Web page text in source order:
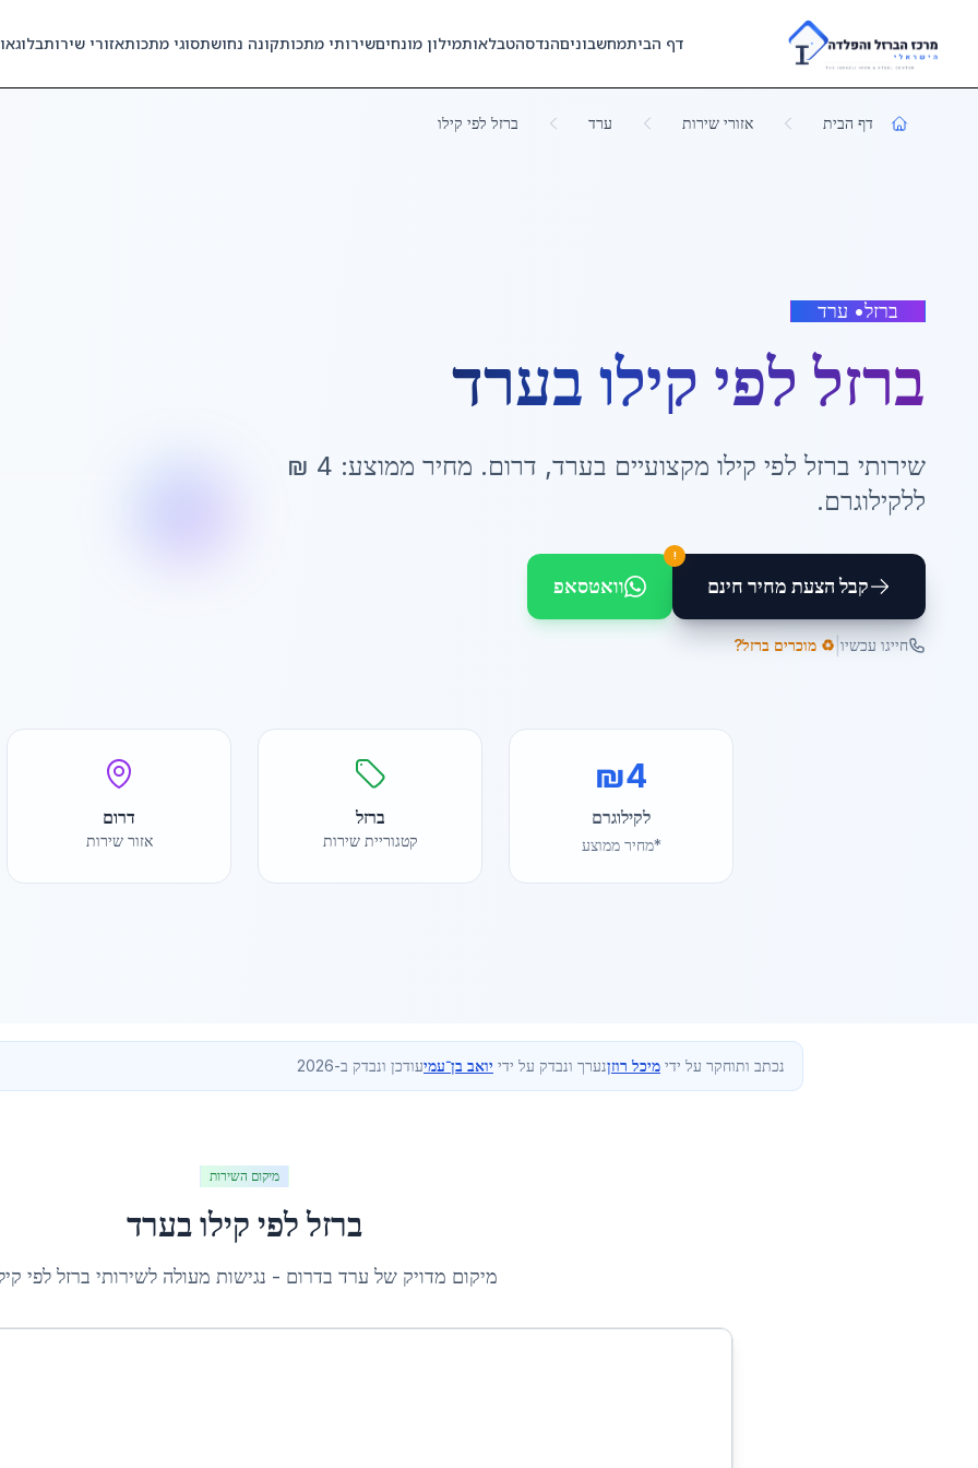
Skip to main content
דף הביתמחשבוניםהנדסהטבלאותמילון מונחיםשירותי מתכותקונה נחושתסוגי מתכותאזורי שירותבלוג
דף הבית אזורי שירות ערד ברזל לפי קילו
ברזל• ערד
ברזל לפי קילו בערד
שירותי ברזל לפי קילו מקצועיים בערד, דרום. מחיר ממוצע: 4
₪
ללקילוגרם.
קבל הצעת מחיר חינם
!
וואטסאפ
חייגו עכשיו ♻️ מוכרים ברזל?
₪4
לקילוגרם
*מחיר ממוצע
ברזל
קטגוריית שירות
דרום
אזור שירות
נכתב ותוחקר על ידי מיכל רוזןנערך ונבדק על ידי יואב בן־עמיעודכן ונבדק ב-2026
מיקום השירות
ברזל לפי קילובערד
מיקום מדויק של ערד בדרום - נגישות מעולה לשירותי ברזל לפי